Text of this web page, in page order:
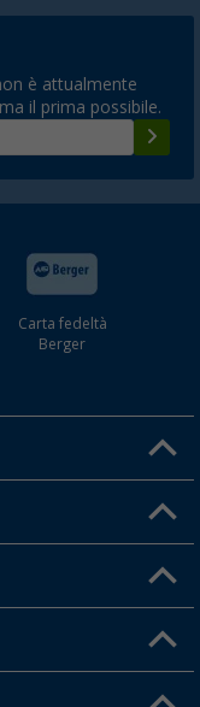
è attualmente
il prima possibile.
Carta fedeltà
Berger